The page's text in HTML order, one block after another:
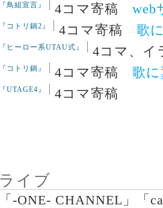
『鳥組宣言』 4コマ寄稿 web
『コトリ鍋2』 4コマ寄稿 歌
『ヒーロー系UTAU式』 4コマ、
『コトリ鍋』 4コマ寄稿 歌
『UTAGE4』 4コマ寄稿
ライブ
「-ONE- CHANNEL」「